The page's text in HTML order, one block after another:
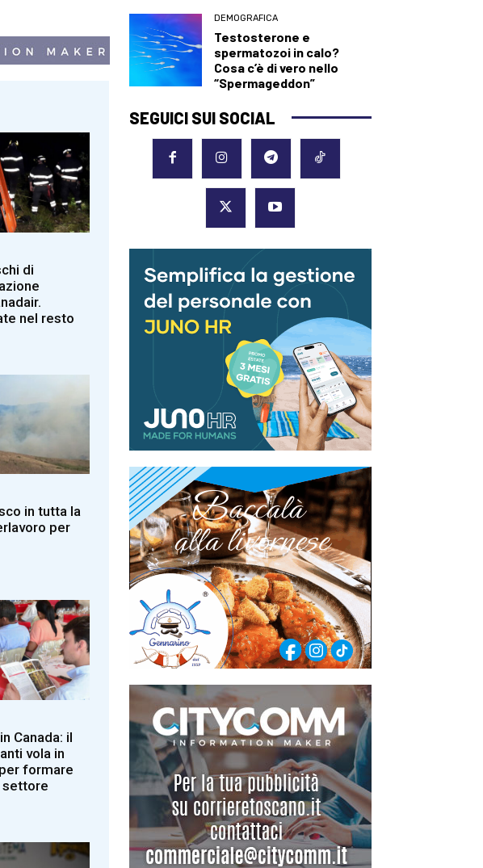
di
nel resto
in tutta la
per
Canada: il
vola in
formare
settore
DEMOGRAFICA
Testosterone e
spermatozoi in calo?
Cosa c’è di vero nello
“Spermageddon”
SEGUICI SUI SOCIAL